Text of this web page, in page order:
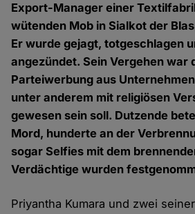
Export-Manager einer
wütenden Mob in Sialkot der
Er wurde gejagt, totgeschlagen
angezündet. Sein Vergehen war
Parteiwerbung aus
unter anderem mit religiösen
gewesen sein soll. Dutzende
Mord, hunderte an der
sogar Selfies mit dem
Verdächtige wurden
Priyantha Kumara und zwei